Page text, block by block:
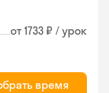
от 1733 ₽ / урок
время